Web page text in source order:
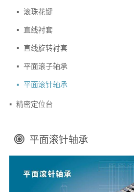
滚珠花键
直线衬套
直线旋转衬套
平面滚子轴承
平面滚针轴承
精密定位台
平面滚针轴承